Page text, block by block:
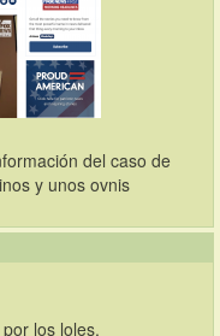
del caso de
y unos ovnis
los loles.